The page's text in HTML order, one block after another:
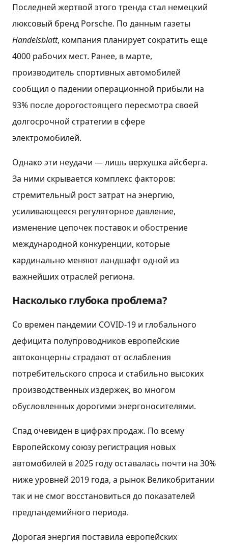
Последней жертвой этого тренда стал немецкий
люксовый бренд Porsche. По данным газеты
Handelsblatt, компания планирует сократить еще
4000 рабочих мест. Ранее, в марте,
производитель спортивных автомобилей
сообщил о падении операционной прибыли на
93% после дорогостоящего пересмотра своей
долгосрочной стратегии в сфере
электромобилей.
Однако эти неудачи — лишь верхушка айсберга.
За ними скрывается комплекс факторов:
стремительный рост затрат на энергию,
усиливающееся регуляторное давление,
изменение цепочек поставок и обострение
международной конкуренции, которые
кардинально меняют ландшафт одной из
важнейших отраслей региона.
Насколько глубока проблема?
Со времен пандемии COVID-19 и глобального
дефицита полупроводников европейские
автоконцерны страдают от ослабления
потребительского спроса и стабильно высоких
производственных издержек, во многом
обусловленных дорогими энергоносителями.
Спад очевиден в цифрах продаж. По всему
Европейскому союзу регистрация новых
автомобилей в 2025 году оставалась почти на 30%
ниже уровней 2019 года, а рынок Великобритании
так и не смог восстановиться до показателей
предпандемийного периода.
Дорогая энергия поставила европейских